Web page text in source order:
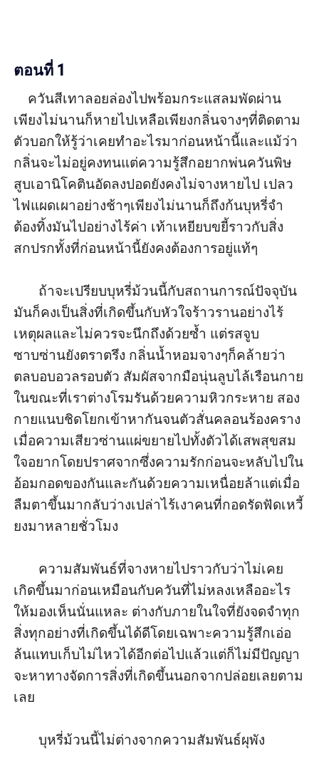
ตอนที่ 1
ควันสีเทาลอยล่องไปพร้อมกระแสลมพัดผ่าน
เพียงไม่นานก็หายไปเหลือเพียงกลิ่นจางๆที่ติดตาม
ตัวบอกให้รู้ว่าเคยทำอะไรมาก่อนหน้านี้และแม้ว่า
กลิ่นจะไม่อยู่คงทนแต่ความรู้สึกอยากพ่นควันพิษ
สูบเอานิโคตินอัดลงปอดยังคงไม่จางหายไป เปลว
ไฟแผดเผาอย่างช้าๆเพียงไม่นานก็ถึงก้นบุหรี่จำ
ต้องทิ้งมันไปอย่างไร้ค่า เท้าเหยียบขยี้ราวกับสิ่ง
สกปรกทั้งที่ก่อนหน้านี้ยังคงต้องการอยู่แท้ๆ
ถ้าจะเปรียบบุหรี่ม้วนนี้กับสถานการณ์ปัจจุบัน
มันก็คงเป็นสิ่งที่เกิดขึ้นกับหัวใจร้าวรานอย่างไร้
เหตุผลและไม่ควรจะนึกถึงด้วยซ้ำ แต่รสจูบ
ซาบซ่านยังตราตรึง กลิ่นน้ำหอมจางๆก็คล้ายว่า
ตลบอบอวลรอบตัว สัมผัสจากมือนุ่นลูบไล้เรือนกาย
ในขณะที่เราต่างโรมรันด้วยความหิวกระหาย สอง
กายแนบชิดโยกเข้าหากันจนตัวสั่นคลอนร้องคราง
เมื่อความเสียวซ่านแผ่ขยายไปทั้งตัวได้เสพสุขสม
ใจอยากโดยปราศจากซึ่งความรักก่อนจะหลับไปใน
อ้อมกอดของกันและกันด้วยความเหนื่อยล้าแต่เมื่อ
ลืมตาขึ้นมากลับว่างเปล่าไร้เงาคนที่กอดรัดฟัดเหวี้
ยงมาหลายชั่วโมง
ความสัมพันธ์ที่จางหายไปราวกับว่าไม่เคย
เกิดขึ้นมาก่อนเหมือนกับควันที่ไม่หลงเหลืออะไร
ให้มองเห็นนั่นแหละ ต่างกับภายในใจที่ยังจดจำทุก
สิ่งทุกอย่างที่เกิดขึ้นได้ดีโดยเฉพาะความรู้สึกเอ่อ
ล้นแทบเก็บไม่ไหวได้อีกต่อไปแล้วแต่ก็ไม่มีปัญญา
จะหาทางจัดการสิ่งที่เกิดขึ้นนอกจากปล่อยเลยตาม
เลย
บุหรี่ม้วนนี้ไม่ต่างจากความสัมพันธ์ผุพัง